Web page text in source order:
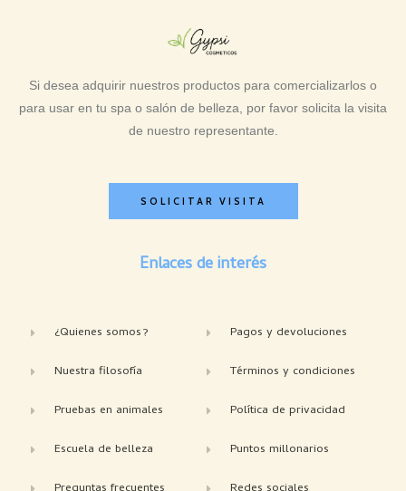
Si desea adquirir nuestros productos para comercializarlos o
para usar en tu spa o salón de belleza, por favor solicita la visita
de nuestro representante.
SOLICITAR VISITA
Enlaces de interés
¿Quienes somos?
Nuestra filosofía
Pruebas en animales
Escuela de belleza
Pagos y devoluciones
Términos y condiciones
Política de privacidad
Puntos millonarios